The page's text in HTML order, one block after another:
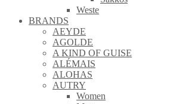
Weste
BRANDS
AEYDE
AGOLDE
A KIND OF GUISE
ALÉMAIS
ALOHAS
AUTRY
Women